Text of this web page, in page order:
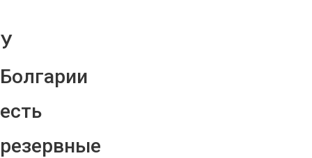
У
Болгарии
есть
резервные